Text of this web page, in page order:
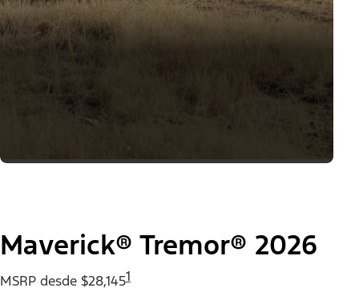
Maverick® Tremor® 2026
MSRP desde $28,1451